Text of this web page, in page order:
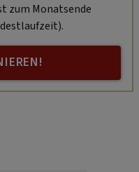
zum Monatsende